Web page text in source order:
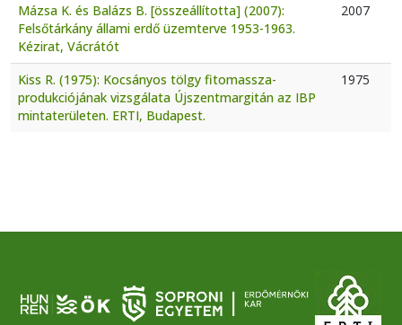
Mázsa K. és Balázs B. [összeállította] (2007):
Felsőtárkány állami erdő üzemterve 1953-1963.
Kézirat, Vácrátót
2007
Kiss R. (1975): Kocsányos tölgy fitomassza-
produkciójának vizsgálata Újszentmargitán az IBP
mintaterületen. ERTI, Budapest.
1975